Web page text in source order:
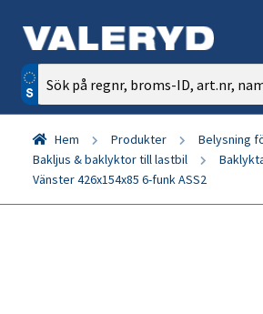
Sök
efter:
Hem Produkter
Belysning
Bakljus & baklyktor till lastbil
Vänster 426x154x85 6-funk ASS2